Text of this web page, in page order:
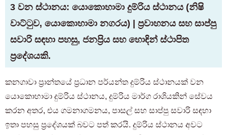
3 වන ස්ථානය: යොකොහාමා දුම්රිය ස්ථානය (නිෂි
වාට්ටුව, යොකොහාමා නගරය) | ප්‍රවාහනය සහ සාප්පු
සවාරි සඳහා පහසු, ජනප්‍රිය සහ හොඳින් ස්ථාපිත
ප්‍රදේශයකි.
කනගාවා ප්‍රාන්තයේ ප්‍රධාන පර්යන්ත දුම්රිය ස්ථානයක් වන
යොකොහාමා දුම්රිය ස්ථානය, දුම්රිය මාර්ග රාශියකින් සේවය
කරන අතර, එය ගමනාගමනය, පාසල් සහ සාප්පු සවාරි සඳහා
ඉතා පහසු ප්‍රදේශයක් බවට පත් කරයි. දුම්රිය ස්ථානය අවට